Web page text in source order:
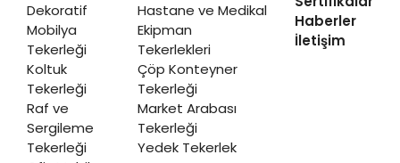
Dekoratif
Mobilya
Tekerleği
Koltuk
Tekerleği
Raf ve
Sergileme
Tekerleği
Hastane ve Medikal
Ekipman
Tekerlekleri
Çöp Konteyner
Tekerleği
Market Arabası
Tekerleği
Yedek Tekerlek
Haberler
İletişim